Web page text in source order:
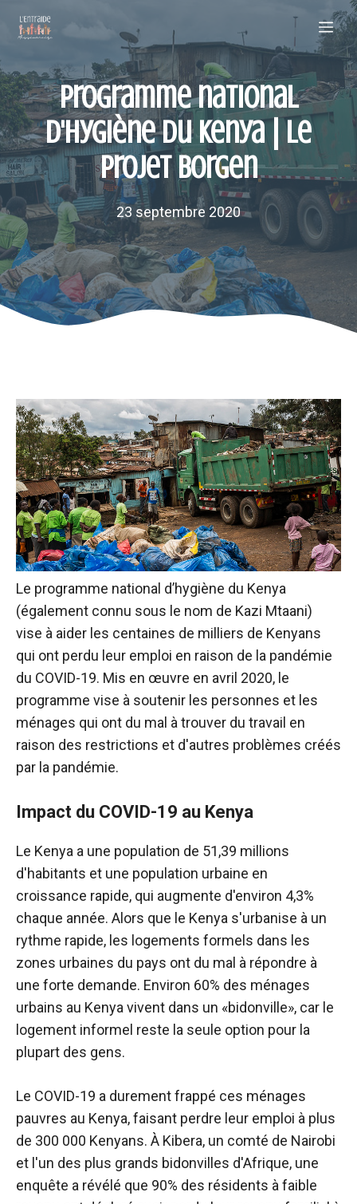
Programme national
d'hygiène du Kenya | Le
projet Borgen
23 septembre 2020
Le programme national d’hygiène du Kenya
(également connu sous le nom de Kazi Mtaani)
vise à aider les centaines de milliers de Kenyans
qui ont perdu leur emploi en raison de la pandémie
du COVID-19. Mis en œuvre en avril 2020, le
programme vise à soutenir les personnes et les
ménages qui ont du mal à trouver du travail en
raison des restrictions et d'autres problèmes créés
par la pandémie.
Impact du COVID-19 au Kenya
Le Kenya a une population de 51,39 millions
d'habitants et une population urbaine en
croissance rapide, qui augmente d'environ 4,3%
chaque année. Alors que le Kenya s'urbanise à un
rythme rapide, les logements formels dans les
zones urbaines du pays ont du mal à répondre à
une forte demande. Environ 60% des ménages
urbains au Kenya vivent dans un «bidonville», car le
logement informel reste la seule option pour la
plupart des gens.
Le COVID-19 a durement frappé ces ménages
pauvres au Kenya, faisant perdre leur emploi à plus
de 300 000 Kenyans. À Kibera, un comté de Nairobi
et l'un des plus grands bidonvilles d'Afrique, une
enquête a révélé que 90% des résidents à faible